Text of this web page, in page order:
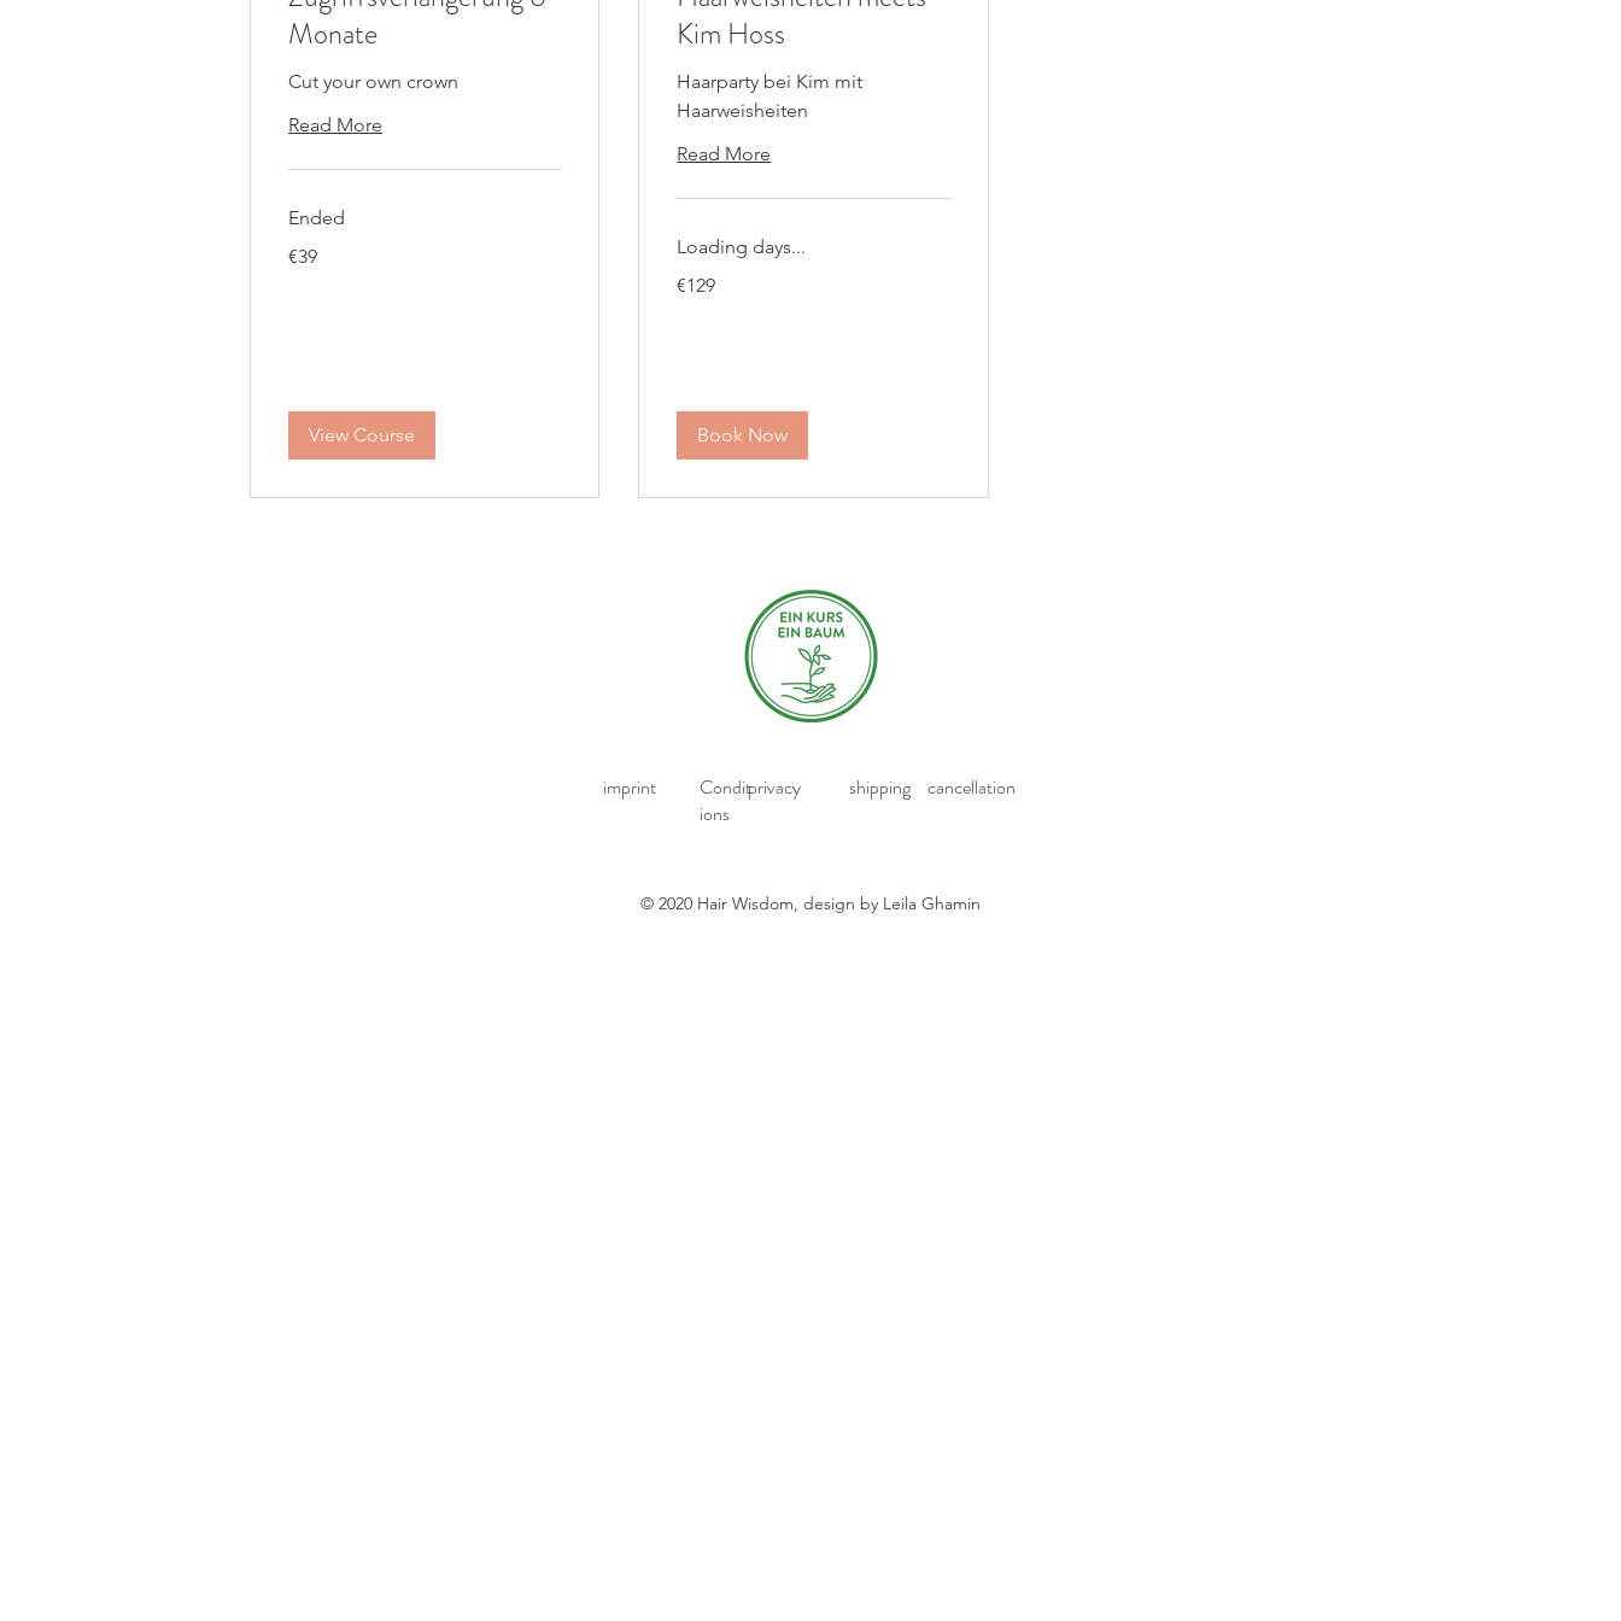
Monate
Cut your own crown
Read More
Ended
euros
€39
View Course
Kim Hoss
Haarparty bei Kim mit
Haarweisheiten
Read More
Loading days...
euros
€129
Book Now
imprint
Condit
ions
privacy shipping cancellation
© 2020 Hair Wisdom, design by Leila Ghamin